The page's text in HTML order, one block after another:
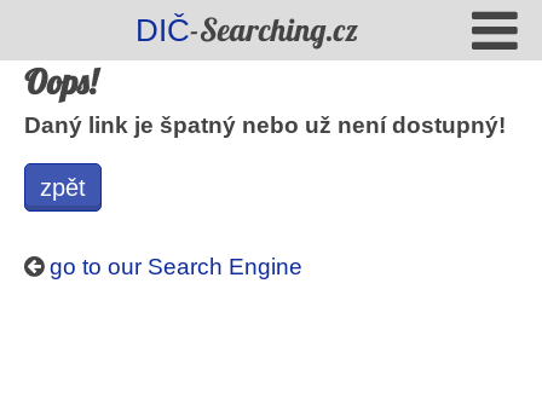
DIČ-Searching.cz
Oops!
Daný link je špatný nebo už není dostupný!
zpět
go to our Search Engine